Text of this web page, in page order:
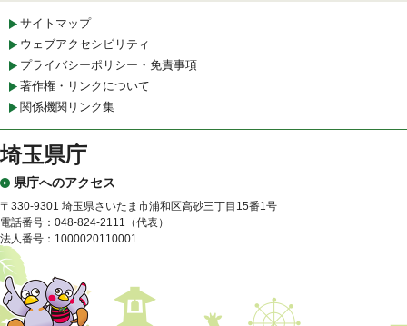
サイトマップ
ウェブアクセシビリティ
プライバシーポリシー・免責事項
著作権・リンクについて
関係機関リンク集
埼玉県庁
県庁へのアクセス
〒330-9301 埼玉県さいたま市浦和区高砂三丁目15番1号
電話番号：048-824-2111（代表）
法人番号：1000020110001